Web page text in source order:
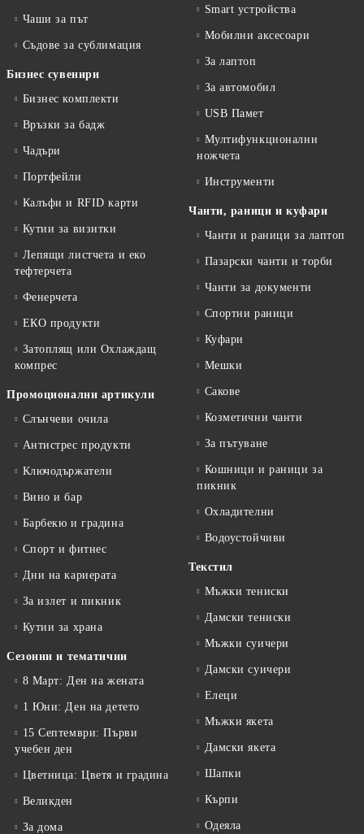
Чаши за път
Съдове за сублимация
Бизнес сувенири
Бизнес комплекти
Връзки за бадж
Чадъри
Портфейли
Калъфи и RFID карти
Кутии за визитки
Лепящи листчета и еко
тефтeрчета
Фенерчета
ЕКО продукти
Затоплящ или Охлаждащ
компрес
Промоционални артикули
Слънчеви очила
Антистрес продукти
Ключодържатели
Вино и бар
Барбекю и градина
Спорт и фитнес
Дни на кариерата
За излет и пикник
Кутии за храна
Сезонни и тематични
8 Март: Ден на жената
1 Юни: Ден на детето
15 Септември: Първи
учебен ден
Цветница: Цветя и градина
Великден
За дома
Smart устройства
Мобилни аксесоари
За лаптоп
За автомобил
USB Памет
Мултифункционални
ножчета
Инструменти
Чанти, раници и куфари
Чанти и раници за лаптоп
Пазарски чанти и торби
Чанти за документи
Спортни раници
Куфари
Мешки
Сакове
Козметични чанти
За пътуване
Кошници и раници за
пикник
Охладителни
Водоустойчиви
Текстил
Мъжки тениски
Дамски тениски
Мъжки суичери
Дамски суичери
Елеци
Мъжки якета
Дамски якета
Шапки
Кърпи
Одеяла